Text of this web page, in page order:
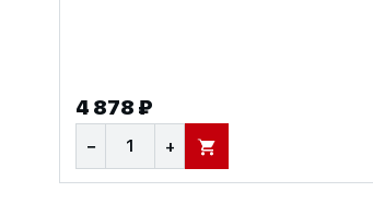
4 878 ₽
− + В КОРЗИНУ